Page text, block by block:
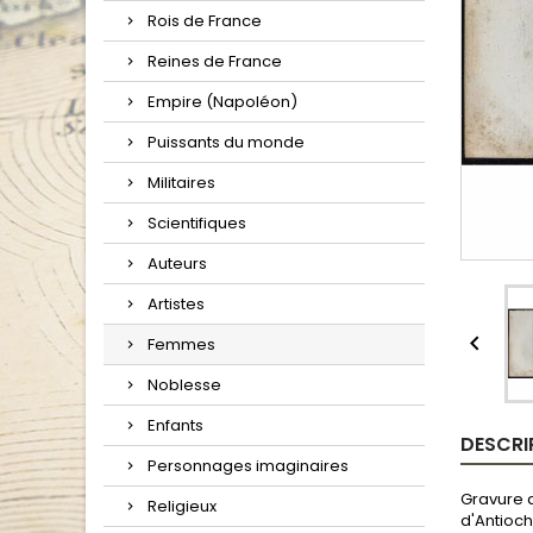
Rois de France
Reines de France
Empire (Napoléon)
Puissants du monde
Militaires
Scientifiques
Auteurs
Artistes
Femmes
Noblesse
Enfants
Personnages imaginaires
Religieux

Gravure